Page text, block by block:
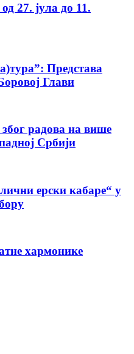
27. јула до 11.
Представа
Глави
радова на више
Србији
ерски кабаре“ у
хармонике